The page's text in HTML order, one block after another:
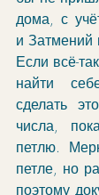
дома, с
и Затмений
Если всё-
найти
сделать
числа,
петлю.
петле, но
поэтому